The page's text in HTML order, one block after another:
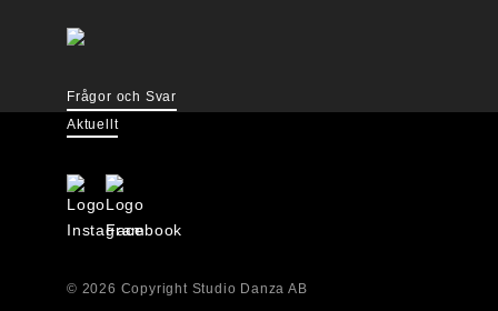
Frågor och Svar
Aktuellt
© 2026 Copyright Studio Danza AB